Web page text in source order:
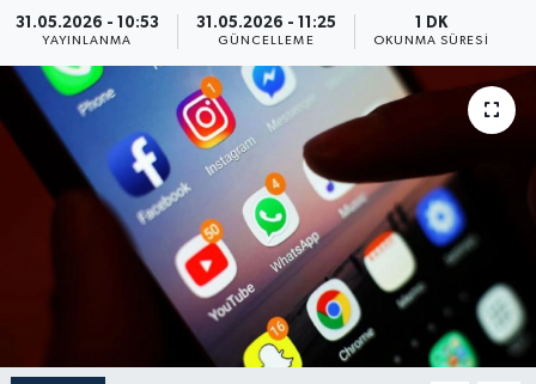
31.05.2026 - 10:53
YAYINLANMA
31.05.2026 - 11:25
GÜNCELLEME
1 DK
OKUNMA SÜRESI
Spor
Yaşam
Anali̇z
Bi̇li̇m & Teknoloji̇